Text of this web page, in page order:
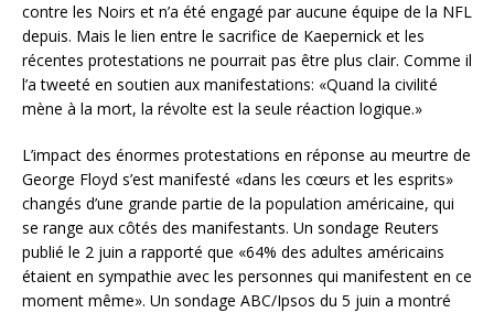
contre les Noirs et n’a été engagé par aucune équipe de la NFL
depuis. Mais le lien entre le sacrifice de Kaepernick et les
récentes protestations ne pourrait pas être plus clair. Comme il
l’a tweeté en soutien aux manifestations: «Quand la civilité
mène à la mort, la révolte est la seule réaction logique.»
L’impact des énormes protestations en réponse au meurtre de
George Floyd s’est manifesté «dans les cœurs et les esprits»
changés d’une grande partie de la population américaine, qui
se range aux côtés des manifestants. Un sondage Reuters
publié le 2 juin a rapporté que «64% des adultes américains
étaient en sympathie avec les personnes qui manifestent en ce
moment même». Un sondage ABC/Ipsos du 5 juin a montré